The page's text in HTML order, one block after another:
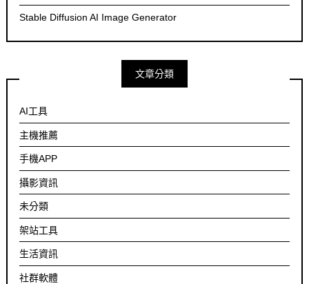
Stable Diffusion AI Image Generator
文章分類
AI工具
主機推薦
手機APP
攝影資訊
未分類
架站工具
生活資訊
社群軟體